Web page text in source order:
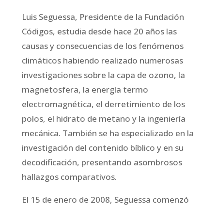
Luis Seguessa, Presidente de la Fundación
Códigos, estudia desde hace 20 años las
causas y consecuencias de los fenómenos
climáticos habiendo realizado numerosas
investigaciones sobre la capa de ozono, la
magnetosfera, la energía termo
electromagnética, el derretimiento de los
polos, el hidrato de metano y la ingeniería
mecánica. También se ha especializado en la
investigación del contenido bíblico y en su
decodificación, presentando asombrosos
hallazgos comparativos.
El 15 de enero de 2008, Seguessa comenzó